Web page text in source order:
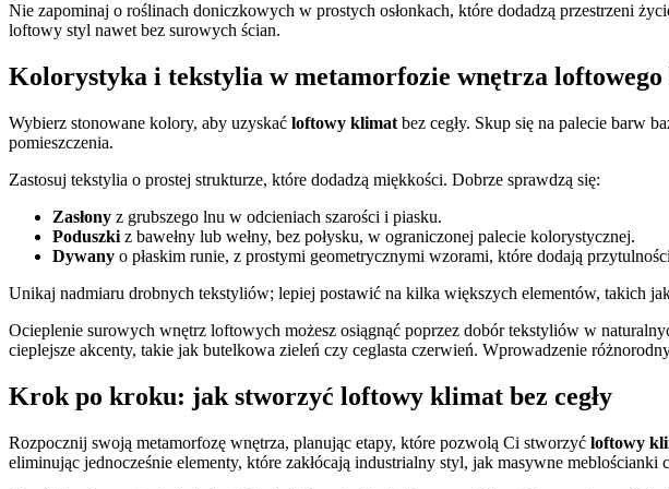
Nie zapominaj o roślinach doniczkowych w prostych osłonkach, które dodadzą przestrzeni
loftowy styl nawet bez surowych ścian.
Kolorystyka i tekstylia w metamorfozie wnętrza loftowego
Wybierz stonowane kolory, aby uzyskać loftowy klimat bez cegły. Skup się na palecie barw
pomieszczenia.
Zastosuj tekstylia o prostej strukturze, które dodadzą miękkości. Dobrze sprawdzą się:
Zasłony z grubszego lnu w odcieniach szarości i piasku.
Poduszki z bawełny lub wełny, bez połysku, w ograniczonej palecie kolorystycznej.
Dywany o płaskim runie, z prostymi geometrycznymi wzorami, które dodają
Unikaj nadmiaru drobnych tekstyliów; lepiej postawić na kilka większych elementów, takich
Ocieplenie surowych wnętrz loftowych możesz osiągnąć poprzez dobór tekstyliów w
cieplejsze akcenty, takie jak butelkowa zieleń czy ceglasta czerwień. Wprowadzenie
Krok po kroku: jak stworzyć loftowy klimat bez cegły
Rozpocznij swoją metamorfozę wnętrza, planując etapy, które pozwolą Ci stworzyć loftowy
eliminując jednocześnie elementy, które zakłócają industrialny styl, jak masywne meblościanki